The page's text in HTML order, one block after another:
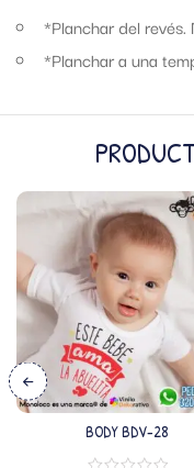
*Planchar del
*Planchar a una
BODY BDV-28